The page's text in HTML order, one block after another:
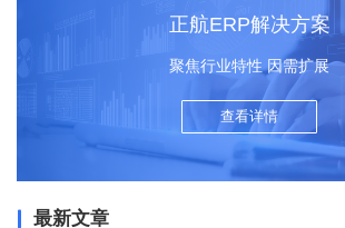
正航ERP解决方案
聚焦行业特性 因需扩展
查看详情
最新文章